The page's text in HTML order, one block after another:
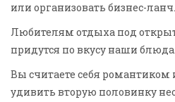
или организовать бизнес-ланч.
Любителям отдыха под
придутся по вкусу наши блюда.
Вы считаете себя романтиком
удивить вторую половинку